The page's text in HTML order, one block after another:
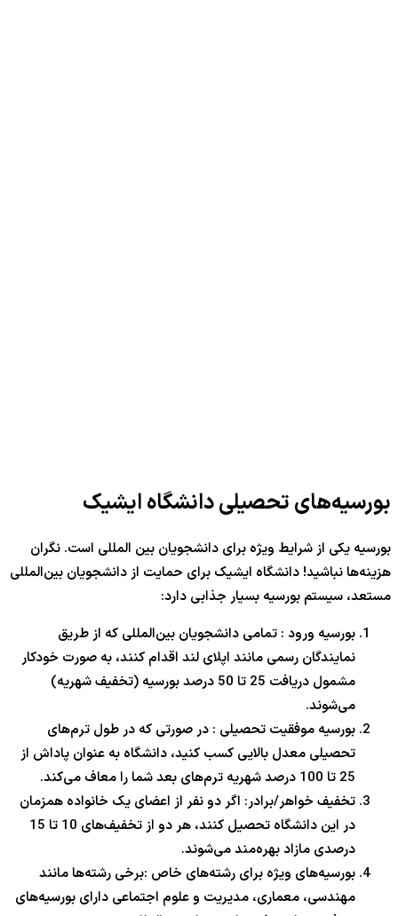
بورسیه‌های تحصیلی دانشگاه ایشیک
بورسیه یکی از شرایط ویژه برای دانشجویان بین المللی است. نگران
هزینه‌ها نباشید! دانشگاه ایشیک برای حمایت از دانشجویان بین‌المللی
مستعد، سیستم بورسیه بسیار جذابی دارد:
بورسیه ورود : تمامی دانشجویان بین‌المللی که از طریق
نمایندگان رسمی مانند اپلای لند اقدام کنند، به صورت خودکار
مشمول دریافت 25 تا 50 درصد بورسیه (تخفیف شهریه)
می‌شوند.
بورسیه موفقیت تحصیلی : در صورتی که در طول ترم‌های
تحصیلی معدل بالایی کسب کنید، دانشگاه به عنوان پاداش از
25 تا 100 درصد شهریه ترم‌های بعد شما را معاف می‌کند.
تخفیف خواهر/برادر: اگر دو نفر از اعضای یک خانواده همزمان
در این دانشگاه تحصیل کنند، هر دو از تخفیف‌های 10 تا 15
درصدی مازاد بهره‌مند می‌شوند.
بورسیه‌های ویژه برای رشته‌های خاص :برخی رشته‌ها مانند
مهندسی، معماری، مدیریت و علوم اجتماعی دارای بورسیه‌های